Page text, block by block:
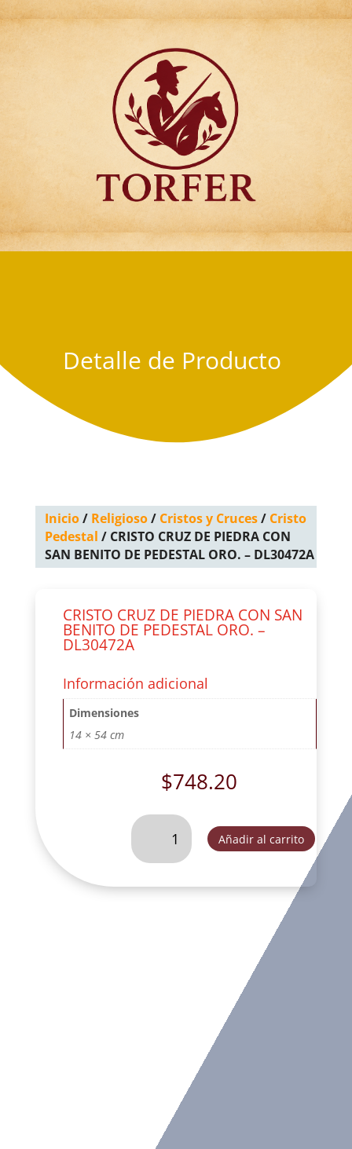
Articulos para
Regalo Torfer.
Detalle de Producto
Inicio/ Religioso/ Cristos y Cruces/ Cristo
Pedestal / CRISTO CRUZ DE PIEDRA CON
SAN BENITO DE PEDESTAL ORO. – DL30472A
CRISTO CRUZ DE PIEDRA CON SAN
BENITO DE PEDESTAL ORO. –
DL30472A
Información adicional
Dimensiones
14 × 54 cm
$748.20
CRISTO
DE
CON
Añadir al carrito